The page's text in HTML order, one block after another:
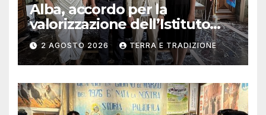
Alba, accordo per la
valorizzazione dell’Istituto
musicale Rocca
2 AGOSTO 2026 TERRA E TRADIZIONE